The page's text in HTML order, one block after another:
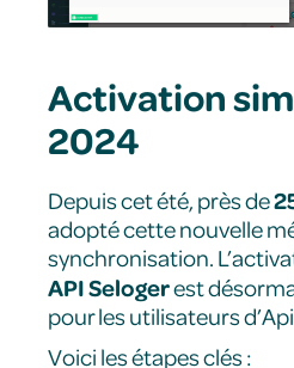
Activation
2024
Depuis cet été, près de
adopté cette nouvelle
synchronisation.
API Selogerest
pour les utilisateurs
Voici les étapes clés :